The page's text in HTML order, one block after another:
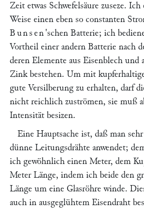
Zeit etwas Schwefelsäure zuseze. Ich
Weise einen eben so constanten
Bunsen 'schen Batterie; ich
Vortheil einer andern Batterie nach
deren Elemente aus Eisenblech und
Zink bestehen. Um mit
gute Versilberung zu erhalten, darf
nicht reichlich zuströmen, sie muß
Intensität besizen.
Eine Hauptsache ist, daß man
dünne Leitungsdrähte anwendet;
ich gewöhnlich einen Meter, dem
Meter Länge, indem ich beide den
Länge um eine Glasröhre winde.
auch in ausgeglühtem Eisendraht